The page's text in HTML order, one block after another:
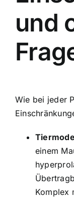
und
Wie bei jeder
einem
Komplex